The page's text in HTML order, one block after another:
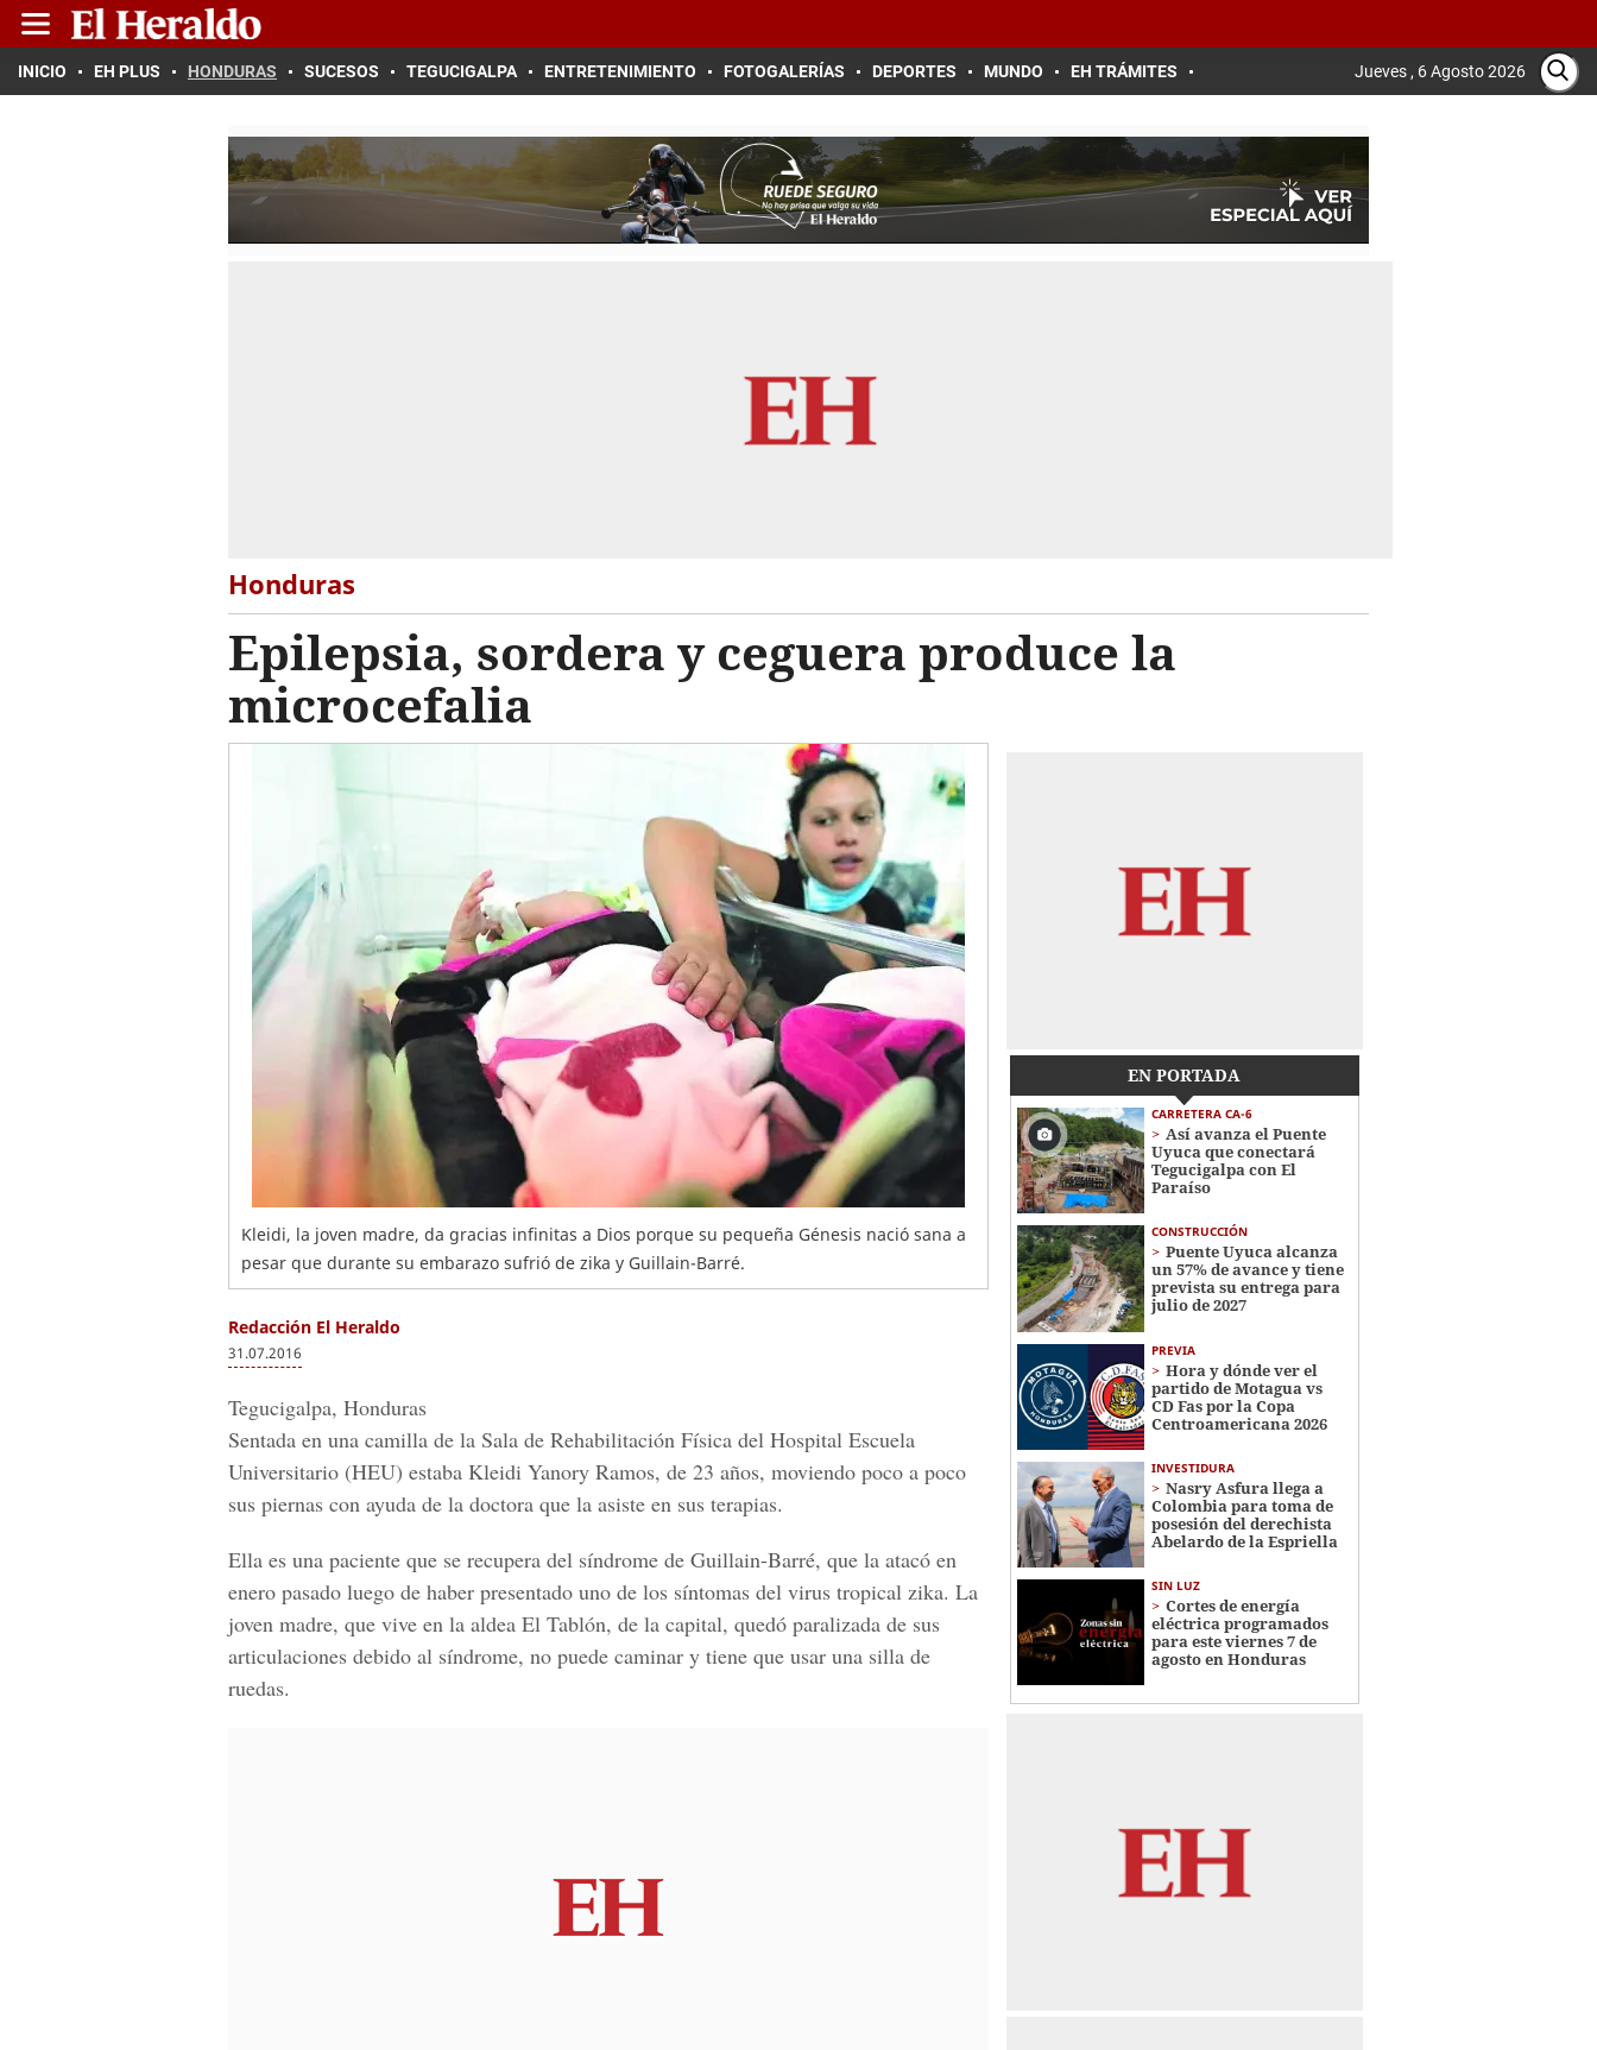
INICIO EH PLUS HONDURAS SUCESOS TEGUCIGALPA ENTRETENIMIENTO FOTOGALERÍAS DEPORTES MUNDO EH TRÁMITES Jueves , 6 Agosto 2026
Honduras
Epilepsia, sordera y ceguera produce la
microcefalia
Kleidi, la joven madre, da gracias infinitas a Dios porque su pequeña Génesis nació sana a
pesar que durante su embarazo sufrió de zika y Guillain-Barré.
Redacción El Heraldo
31.07.2016
Tegucigalpa, Honduras
Sentada en una camilla de la Sala de Rehabilitación Física del Hospital Escuela
Universitario (HEU) estaba Kleidi Yanory Ramos, de 23 años, moviendo poco a poco
sus piernas con ayuda de la doctora que la asiste en sus terapias.
Ella es una paciente que se recupera del síndrome de Guillain-Barré, que la atacó en
enero pasado luego de haber presentado uno de los síntomas del virus tropical zika. La
joven madre, que vive en la aldea El Tablón, de la capital, quedó paralizada de sus
articulaciones debido al síndrome, no puede caminar y tiene que usar una silla de
ruedas.
EN PORTADA
CARRETERA CA-6
Así avanza el Puente
Uyuca que conectará
Tegucigalpa con El
Paraíso
CONSTRUCCIÓN
Puente Uyuca alcanza
un 57% de avance y tiene
prevista su entrega para
julio de 2027
PREVIA
Hora y dónde ver el
partido de Motagua vs
CD Fas por la Copa
Centroamericana 2026
INVESTIDURA
Nasry Asfura llega a
Colombia para toma de
posesión del derechista
Abelardo de la Espriella
SIN LUZ
Cortes de energía
eléctrica programados
para este viernes 7 de
agosto en Honduras